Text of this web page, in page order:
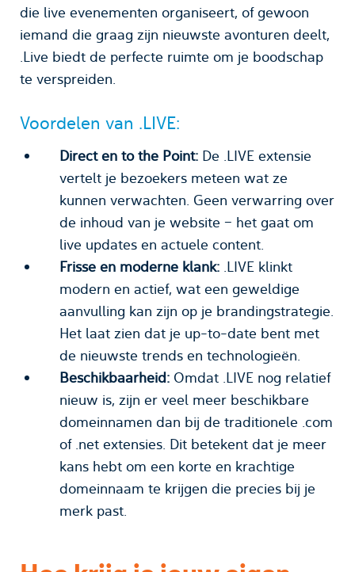
die live evenementen organiseert, of gewoon
iemand die graag zijn nieuwste avonturen deelt,
.Live biedt de perfecte ruimte om je boodschap
te verspreiden.
Voordelen van .LIVE:
Direct en to the Point: De .LIVE extensie
vertelt je bezoekers meteen wat ze
kunnen verwachten. Geen verwarring over
de inhoud van je website – het gaat om
live updates en actuele content.
Frisse en moderne klank: .LIVE klinkt
modern en actief, wat een geweldige
aanvulling kan zijn op je brandingstrategie.
Het laat zien dat je up-to-date bent met
de nieuwste trends en technologieën.
Beschikbaarheid: Omdat .LIVE nog relatief
nieuw is, zijn er veel meer beschikbare
domeinnamen dan bij de traditionele .com
of .net extensies. Dit betekent dat je meer
kans hebt om een korte en krachtige
domeinnaam te krijgen die precies bij je
merk past.